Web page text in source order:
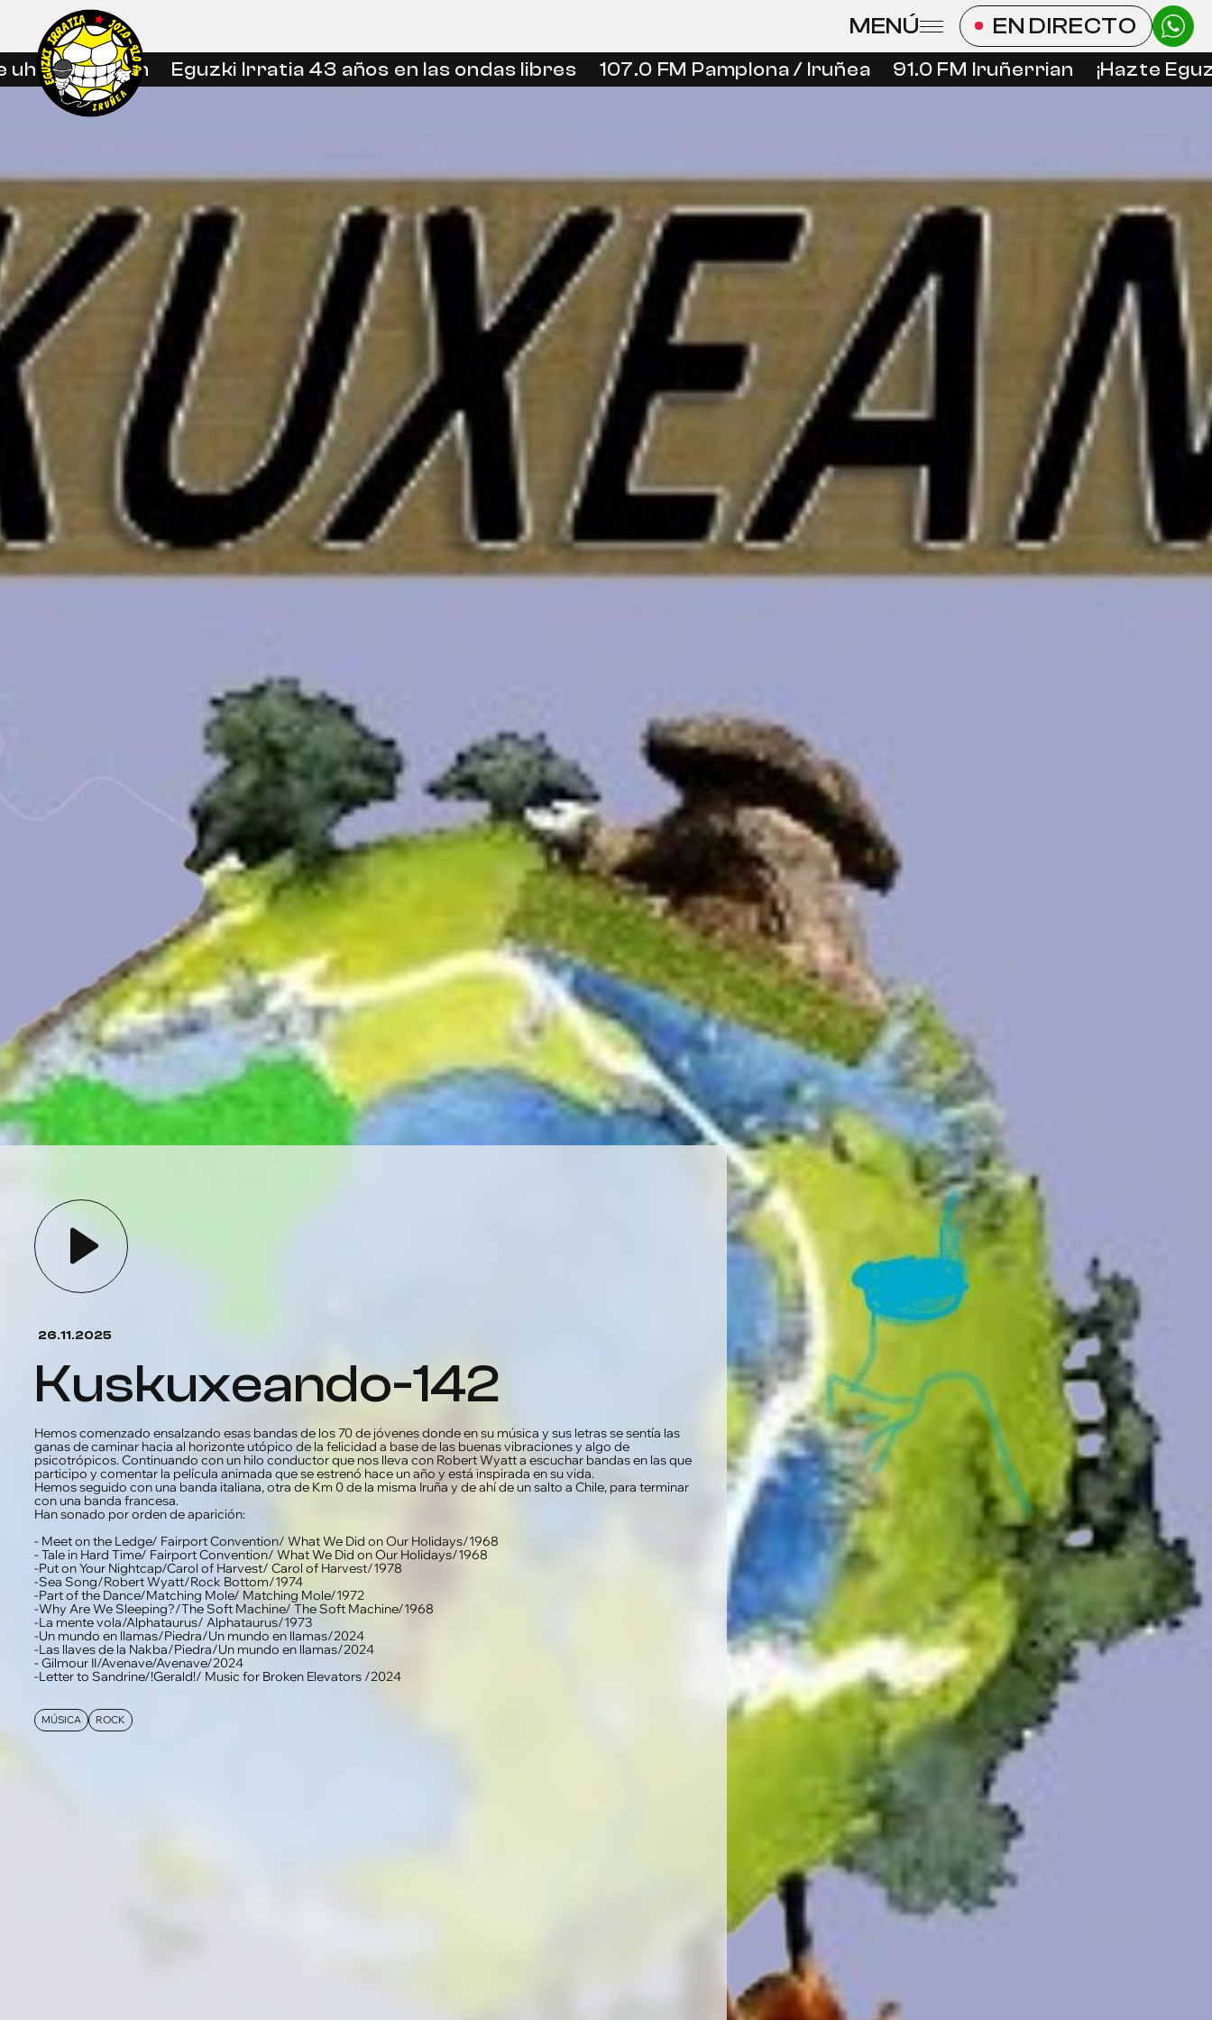
MENÚ EN DIRECTO
libreetan Eguzki Irratia 43 años en las ondas libres 107.0 FM Pamplona / Iruñea 91.0 FM Iruñerrian ¡Hazte
26.11.2025
kuskuxeando-142
Hemos comenzado ensalzando esas bandas de los 70 de jóvenes donde en su música y sus letras se sentía las
ganas de caminar hacia al horizonte utópico de la felicidad a base de las buenas vibraciones y algo de
psicotrópicos. Continuando con un hilo conductor que nos lleva con Robert Wyatt a escuchar bandas en las que
participo y comentar la película animada que se estrenó hace un año y está inspirada en su vida.
Hemos seguido con una banda italiana, otra de Km 0 de la misma Iruña y de ahí de un salto a Chile, para terminar
con una banda francesa.
Han sonado por orden de aparición:
- Meet on the Ledge/ Fairport Convention/ What We Did on Our Holidays/1968
- Tale in Hard Time/ Fairport Convention/ What We Did on Our Holidays/1968
-Put on Your Nightcap/Carol of Harvest/ Carol of Harvest/1978
-Sea Song/Robert Wyatt/Rock Bottom/1974
-Part of the Dance/Matching Mole/ Matching Mole/1972
-Why Are We Sleeping?/The Soft Machine/ The Soft Machine/1968
-La mente vola/Alphataurus/ Alphataurus/1973
-Un mundo en llamas/Piedra/Un mundo en llamas/2024
-Las llaves de la Nakba/Piedra/Un mundo en llamas/2024
- Gilmour II/Avenave/Avenave/2024
-Letter to Sandrine/!Gerald!/ Music for Broken Elevators /2024
MÚSICA ROCK